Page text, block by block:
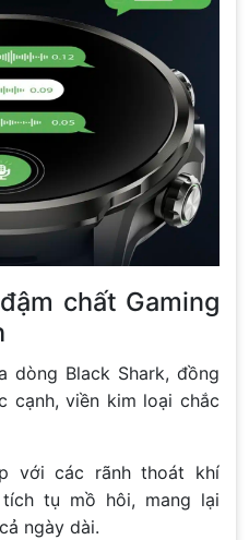
chất Gaming
dòng Black Shark, đồng
cạnh, viền kim loại chắc
với các rãnh thoát khí
tụ mồ hôi, mang lại
ngày dài.